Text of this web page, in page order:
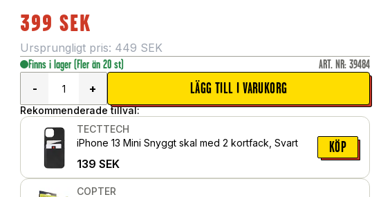
399 SEK
Ursprungligt pris: 449 SEK
Finns i lager (Fler än 20 st) ART. NR: 39484
-
+ LÄGG TILL I VARUKORG
Rekommenderade tillval:
TECTTECH
iPhone 13 Mini Snyggt skal med 2 kortfack, Svart
139 SEK
KÖP
COPTER